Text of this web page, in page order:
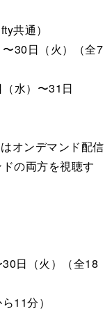
共通）
30日（火）（全7
水）〜31日
オンデマンド配信
の両方を視聴す
日（火）（全18
11分）